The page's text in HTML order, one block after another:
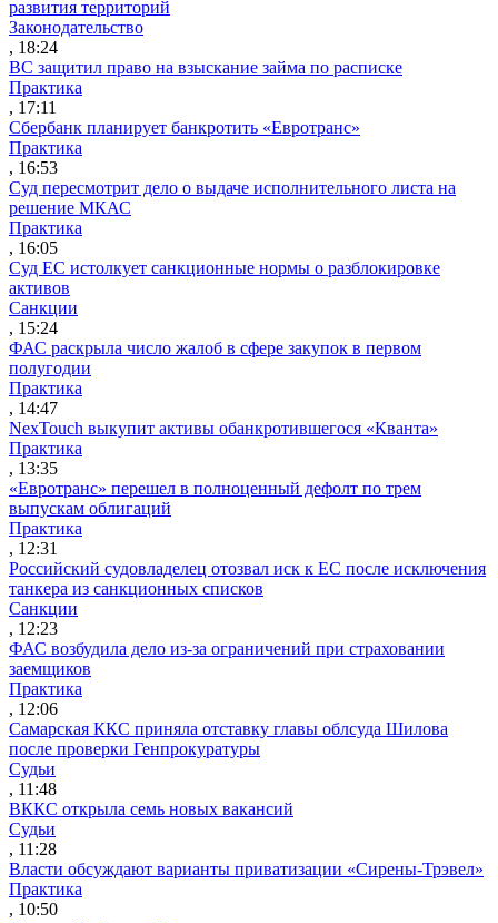
развития территорий
Законодательство
, 18:24
ВС защитил право на взыскание займа по расписке
Практика
, 17:11
Сбербанк планирует банкротить «Евротранс»
Практика
, 16:53
Суд пересмотрит дело о выдаче исполнительного листа на
решение МКАС
Практика
, 16:05
Суд ЕС истолкует санкционные нормы о разблокировке
активов
Санкции
, 15:24
ФАС раскрыла число жалоб в сфере закупок в первом
полугодии
Практика
, 14:47
NexTouch выкупит активы обанкротившегося «Кванта»
Практика
, 13:35
«Евротранс» перешел в полноценный дефолт по трем
выпускам облигаций
Практика
, 12:31
Российский судовладелец отозвал иск к ЕС после исключения
танкера из санкционных списков
Санкции
, 12:23
ФАС возбудила дело из-за ограничений при страховании
заемщиков
Практика
, 12:06
Самарская ККС приняла отставку главы облсуда Шилова
после проверки Генпрокуратуры
Судьи
, 11:48
ВККС открыла семь новых вакансий
Судьи
, 11:28
Власти обсуждают варианты приватизации «Сирены-Трэвел»
Практика
, 10:50